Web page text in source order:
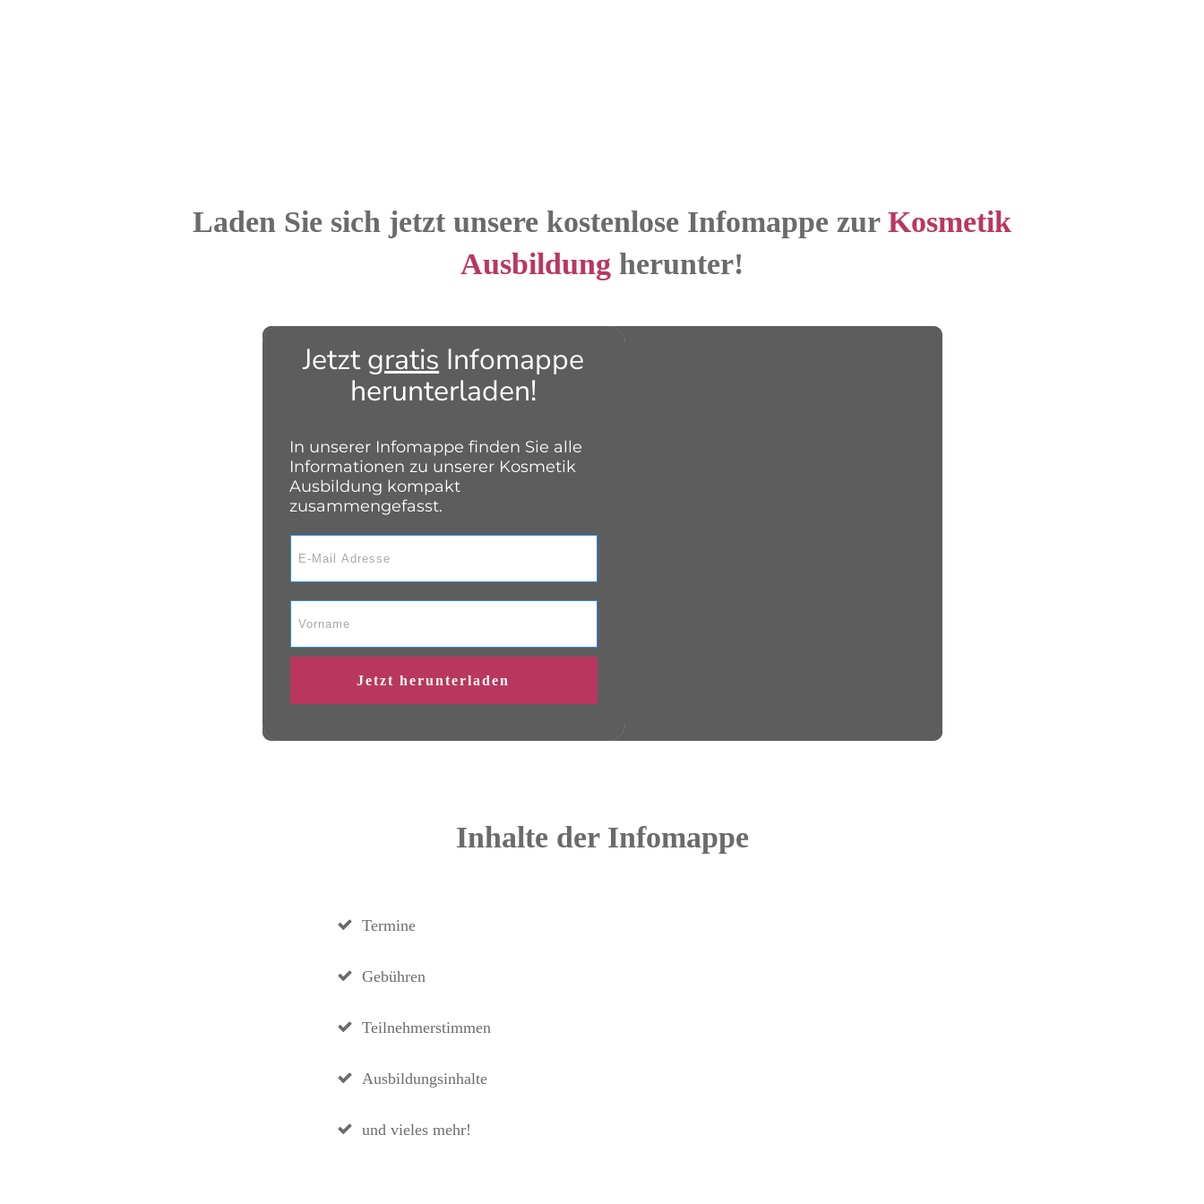
Laden Sie sich jetzt unsere kostenlose Infomappe zur Kosmetik
Ausbildung herunter!
Jetztgratis Infomappe
herunterladen!
In unserer Infomappe finden Sie alle
Informationen zu unserer Kosmetik
Ausbildung kompakt
zusammengefasst.
Jetzt herunterladen
Inhalte der Infomappe
Termine
Gebühren
Teilnehmerstimmen
Ausbildungsinhalte
und vieles mehr!